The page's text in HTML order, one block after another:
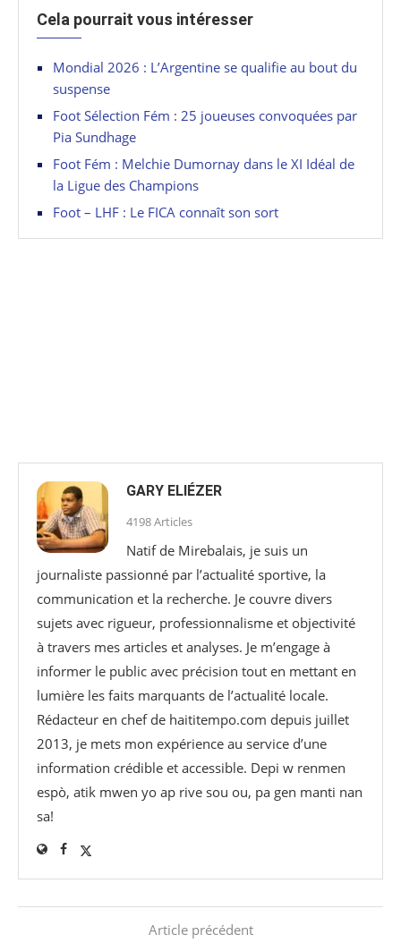
Cela pourrait vous intéresser
Mondial 2026 : L’Argentine se qualifie au bout du
suspense
Foot Sélection Fém : 25 joueuses convoquées par
Pia Sundhage
Foot Fém : Melchie Dumornay dans le XI Idéal de
la Ligue des Champions
Foot – LHF : Le FICA connaît son sort
GARY ELIÉZER
4198 Articles
Natif de Mirebalais, je suis un
journaliste passionné par l’actualité sportive, la
communication et la recherche. Je couvre divers
sujets avec rigueur, professionnalisme et objectivité
à travers mes articles et analyses. Je m’engage à
informer le public avec précision tout en mettant en
lumière les faits marquants de l’actualité locale.
Rédacteur en chef de haititempo.com⁠ depuis juillet
2013, je mets mon expérience au service d’une
information crédible et accessible. Depi w renmen
espò, atik mwen yo ap rive sou ou, pa gen manti nan
sa!
Article précédent